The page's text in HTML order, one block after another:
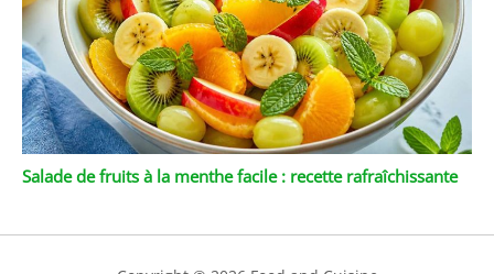
Salade de fruits à la menthe facile : recette rafraîchissante